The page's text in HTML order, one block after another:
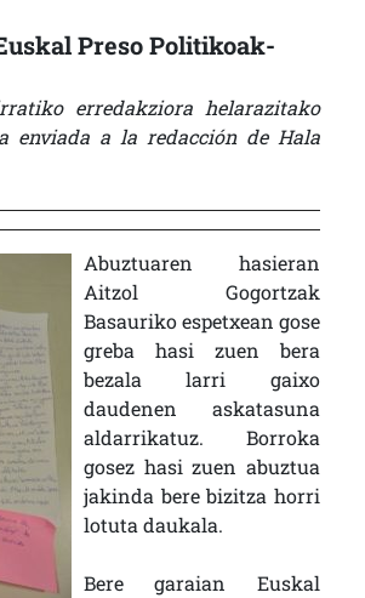
Preso Politikoak-
erredakziora helarazitako
enviada a la redacción de Hala
Abuztuaren hasieran
Aitzol Gogortzak
Basauriko espetxean gose
greba hasi zuen bera
bezala larri gaixo
daudenen askatasuna
aldarrikatuz. Borroka
gosez hasi zuen abuztua
jakinda bere bizitza horri
lotuta daukala.
Bere garaian Euskal